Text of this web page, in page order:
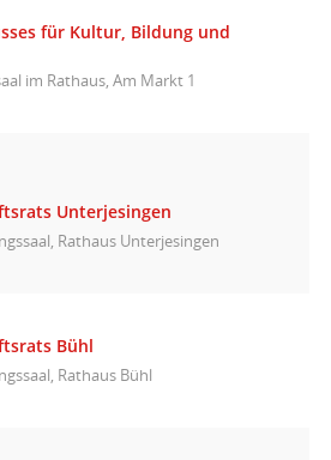
für Kultur, Bildung und
im Rathaus, Am Markt 1
Unterjesingen
Rathaus Unterjesingen
Bühl
Rathaus Bühl